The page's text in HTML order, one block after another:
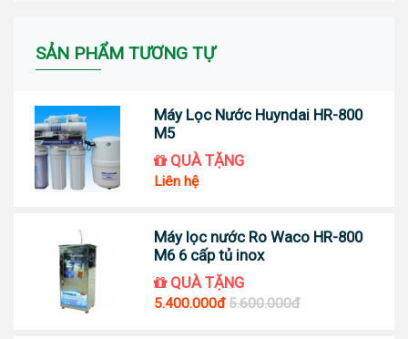
SẢN PHẨM TƯƠNG TỰ
Máy Lọc Nước Huyndai HR-800
M5
QUÀ TẶNG
Liên hệ
Máy lọc nước Ro Waco HR-800
M6 6 cấp tủ inox
QUÀ TẶNG
5.400.000đ 5.600.000đ